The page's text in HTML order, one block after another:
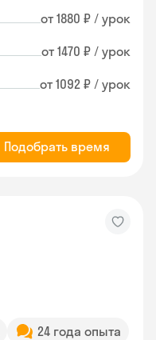
от 1880 ₽ / урок
от 1470 ₽ / урок
от 1092 ₽ / урок
Подобрать время
24 года опыта